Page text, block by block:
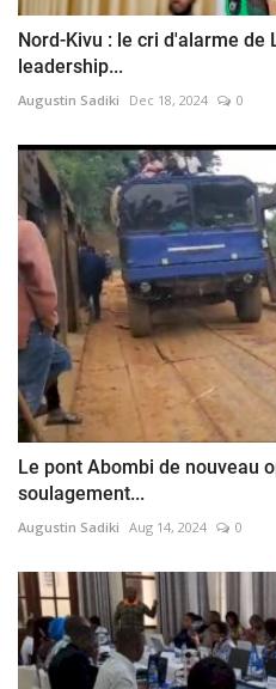
Nord-Kivu : le cri d'alarme de
leadership...
Augustin Sadiki Dec 18, 2024 0
Le pont Abombi de nouveau
soulagement...
Augustin Sadiki Aug 14, 2024 0